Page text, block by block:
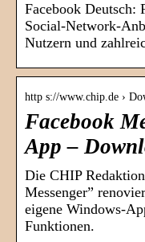
Facebook Deutsch:
Social-Network-
Nutzern und
http s://www.chip.de ›
Facebook
App –
Die CHIP
Messenger”
eigene Windows-
Funktionen.